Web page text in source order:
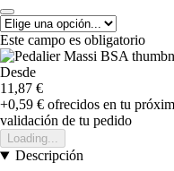
Este campo es obligatorio
Desde
11,87 €
+0,59 € ofrecidos en tu
validación de tu pedido
Loading...
Descripción